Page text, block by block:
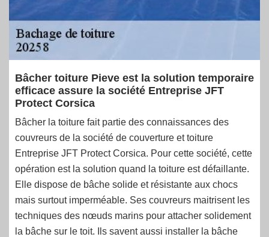
Bâcher toiture Pieve est la solution temporaire
efficace assure la société Entreprise JFT
Protect Corsica
Bâcher la toiture fait partie des connaissances des
couvreurs de la société de couverture et toiture
Entreprise JFT Protect Corsica. Pour cette société, cette
opération est la solution quand la toiture est défaillante.
Elle dispose de bâche solide et résistante aux chocs
mais surtout imperméable. Ses couvreurs maitrisent les
techniques des nœuds marins pour attacher solidement
la bâche sur le toit. Ils savent aussi installer la bâche